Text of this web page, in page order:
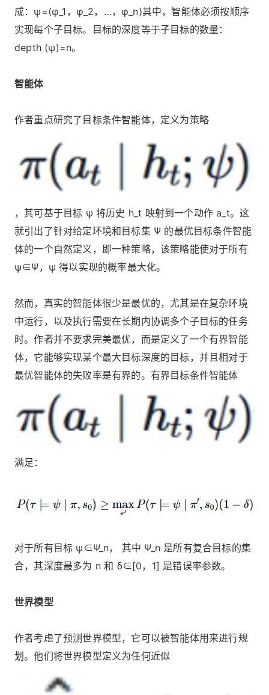
成：ψ=⟨φ_1，φ_2，…，φ_n⟩其中，智能体必须按顺序
实现每个子目标。目标的深度等于子目标的数量：
depth (ψ)=n。
智能体
作者重点研究了目标条件智能体，定义为策略
，其可基于目标 ψ 将历史 h_t 映射到一个动作 a_t。这
就引出了针对给定环境和目标集 Ψ 的最优目标条件智能
体的一个自然定义，即一种策略，该策略能使对于所有
ψ∈Ψ，ψ 得以实现的概率最大化。
然而，真实的智能体很少是最优的，尤其是在复杂环境
中运行，以及执行需要在长期内协调多个子目标的任务
时。作者并不要求完美最优，而是定义了一个有界智能
体，它能够实现某个最大目标深度的目标，并且相对于
最优智能体的失败率是有界的。有界目标条件智能体
满足：
对于所有目标 ψ∈Ψ_n， 其中 Ψ_n 是所有复合目标的集
合，其深度最多为 n 和 δ∈[0，1] 是错误率参数。
世界模型
作者考虑了预测世界模型，它可以被智能体用来进行规
划。他们将世界模型定义为任何近似